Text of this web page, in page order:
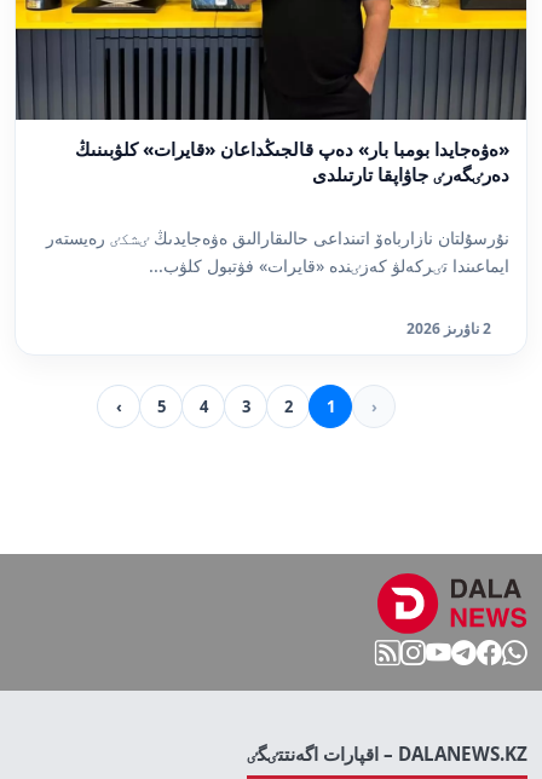
«ەۋەجايدا بومبا بار» دەپ قالجىڭداعان «قايرات» كلۋبىنىڭ
دەرٸگەرٸ جاۋاپقا تارتىلدى
نۇرسۇلتان نازارباەۆ اتىنداعى حالىقارالىق ەۋەجايدىڭ ٸشكٸ رەيستەر
ايماعىندا تٸركەلۋ كەزٸندە «قايرات» فۋتبول كلۋب...
2 ناۋرىز 2026
‹
1
2
3
4
5
›
DALANEWS.KZ – اقپارات اگەنتتٸگٸ